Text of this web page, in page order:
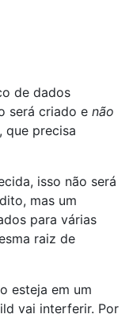
de dados
será criado e não
que precisa
isso não será
mas um
para várias
raiz de
esteja em um
vai interferir. Por